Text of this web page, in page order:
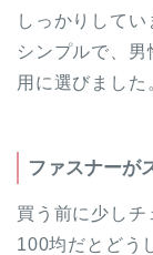
しっかりしてい
シンプルで、
用に選びました
ファスナーが
買う前に少しチ
100均だとどう